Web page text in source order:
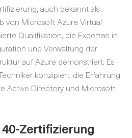
auch bekannt als
von Microsoft Azure Virtual
Qualifikation, die Expertise in
und Verwaltung der
auf Azure demonstriert. Es
konzipiert, die Erfahrung
Active Directory und Microsoft
Zertifizierung